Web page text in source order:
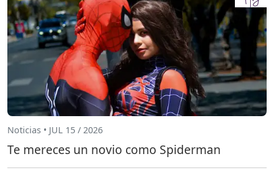
Noticias • JUL 15 / 2026
Te mereces un novio como Spiderman